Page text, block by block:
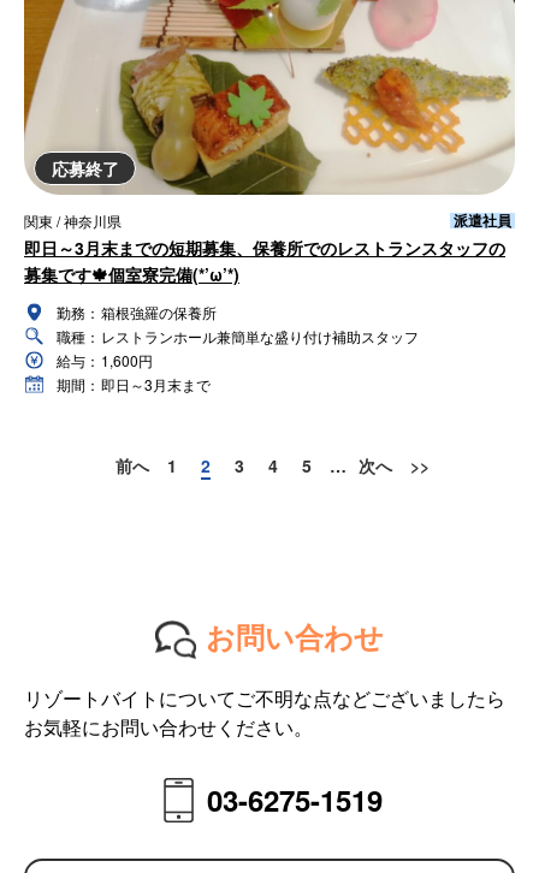
応募終了
関東 / 神奈川県 派遣社員
即日～3月末までの短期募集、保養所でのレストランスタッフの
募集です🍁個室寮完備(*’ω’*)
勤務： 箱根強羅の保養所
職種： レストランホール兼簡単な盛り付け補助スタッフ
給与： 1,600円
期間： 即日～3月末まで
前へ 1 2 3 4 5 … 次へ >>
お問い合わせ
リゾートバイトについてご不明な点などございましたら
お気軽にお問い合わせください。
03-6275-1519